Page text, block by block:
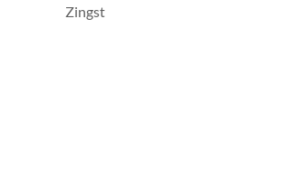
Zingst